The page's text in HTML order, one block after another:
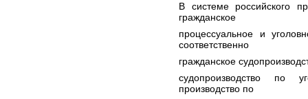
В системе российского
гражданское
процессуальное и
соответственно
гражданское
судопроизводство по
производство по